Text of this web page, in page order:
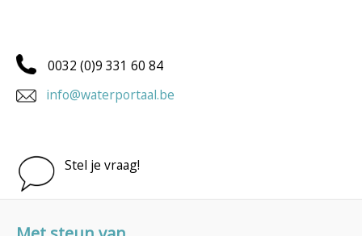
0032 (0)9 331 60 84
info@waterportaal.be
Stel je vraag!